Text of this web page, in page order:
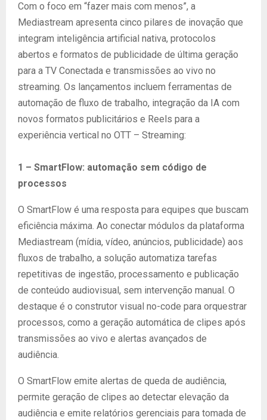
Com o foco em “fazer mais com menos”, a
Mediastream apresenta cinco pilares de inovação que
integram inteligência artificial nativa, protocolos
abertos e formatos de publicidade de última geração
para a TV Conectada e transmissões ao vivo no
streaming. Os lançamentos incluem ferramentas de
automação de fluxo de trabalho, integração da IA com
novos formatos publicitários e Reels para a
experiência vertical no OTT – Streaming:
1 – SmartFlow: automação sem código de
processos
O SmartFlow é uma resposta para equipes que buscam
eficiência máxima. Ao conectar módulos da plataforma
Mediastream (mídia, vídeo, anúncios, publicidade) aos
fluxos de trabalho, a solução automatiza tarefas
repetitivas de ingestão, processamento e publicação
de conteúdo audiovisual, sem intervenção manual. O
destaque é o construtor visual no-code para orquestrar
processos, como a geração automática de clipes após
transmissões ao vivo e alertas avançados de
audiência.
O SmartFlow emite alertas de queda de audiência,
permite geração de clipes ao detectar elevação da
audiência e emite relatórios gerenciais para tomada de